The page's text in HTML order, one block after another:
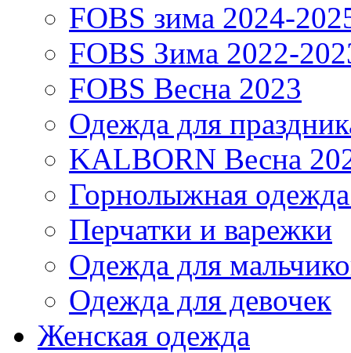
FOBS зима 2024-
FOBS Зима 2022-
FOBS Весна 2023
Одежда для
KALBORN Весна
Горнолыжная
Перчатки и варежки
Одежда для
Одежда для девочек
Женская одежда